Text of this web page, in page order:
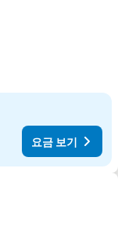
요금 보기
가